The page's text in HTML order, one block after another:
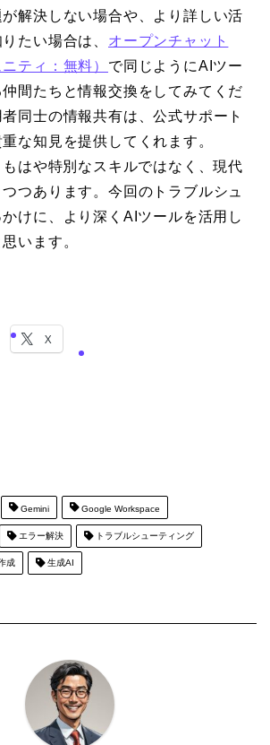
解決しない場合や、より詳しい活
たい場合は、 オープンチャット
ティ：無料） で同じようにAIツー
間たちと情報交換をしてみてくだ
同士の情報共有は、公式サポート
な知見を提供してくれます。
はや特別なスキルではなく、現代
つあります。今回のトラブルシュ
けに、より深くAIツールを活用し
います。
X
Gemini Google Workspace
エラー解決 トラブルシューティング
成 生成AI